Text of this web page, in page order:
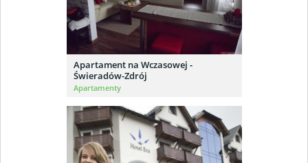
Apartament na Wczasowej -
Świeradów-Zdrój
Apartamenty